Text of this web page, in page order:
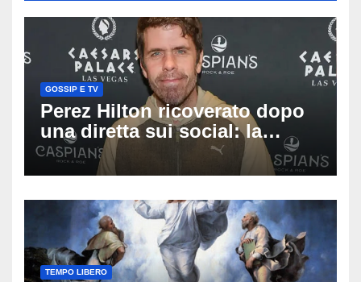
GOSSIP E TV
Perez Hilton ricoverato dopo
una diretta sui social: la
famiglia rompe il silenzio
sulle sue condizioni
TEMPO LIBERO